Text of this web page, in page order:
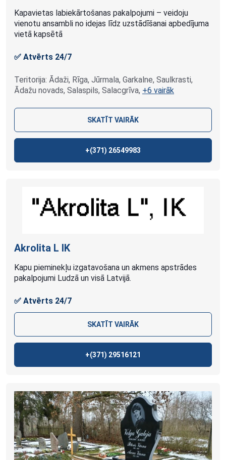
Kapavietas labiekārtošanas pakalpojumi – veidoju
vienotu ansambli no idejas līdz uzstādīšanai apbedījuma
vietā kapsētā
✅ Atvērts 24/7
Teritorija: Ādaži, Rīga, Jūrmala, Garkalne, Saulkrasti,
Ādažu novads, Salaspils, Salacgrīva, +6 vairāk
SKATĪT VAIRĀK
+(371) 26549983
Akrolita L IK
Kapu pieminekļu izgatavošana un akmens apstrādes
pakalpojumi Ludzā un visā Latvijā.
✅ Atvērts 24/7
SKATĪT VAIRĀK
+(371) 29516121